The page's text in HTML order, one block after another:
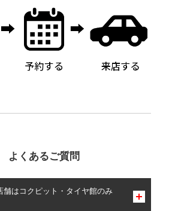
よくあるご質問
舗はコクピット・タイヤ館のみ